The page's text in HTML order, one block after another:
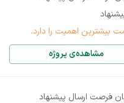
بیشترین اهمیت را دارد.
مشاهده‌ی پروژه
فرصت ارسال پیشنهاد